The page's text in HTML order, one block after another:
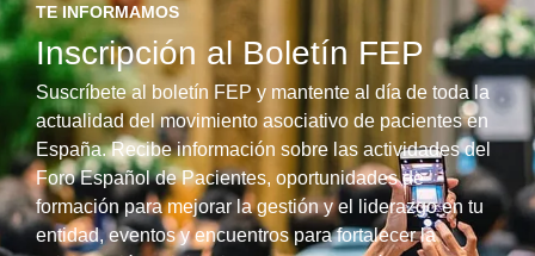
TE INFORMAMOS
Inscripción al Boletín FEP
Suscríbete al boletín FEP y mantente al día de toda la
actualidad del movimiento asociativo de pacientes en
España. Recibe información sobre las actividades del
Foro Español de Pacientes, oportunidades de
formación para mejorar la gestión y el liderazgo en tu
entidad, eventos y encuentros para fortalecer la